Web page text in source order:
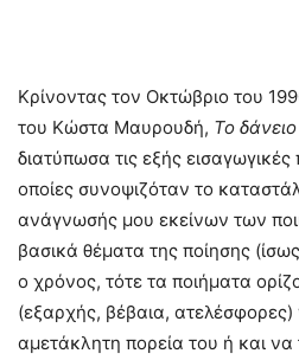
Κρίνοντας τον Οκτώβριο του
του Κώστα Μαυρουδή, Το
διατύπωσα τις εξής εισαγωγικές
οποίες συνοψιζόταν το
ανάγνωσής μου εκείνων των
βασικά θέματα της ποίησης
ο χρόνος, τότε τα ποιήματα
(εξαρχής, βέβαια,
αμετάκλητη πορεία του ή και